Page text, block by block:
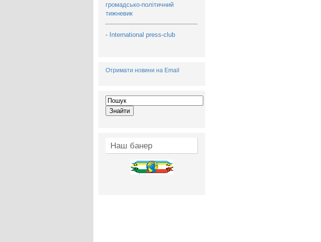
громадсько-політичний
тижневик
- International press-club
Отримати новини на Email
Наш банер